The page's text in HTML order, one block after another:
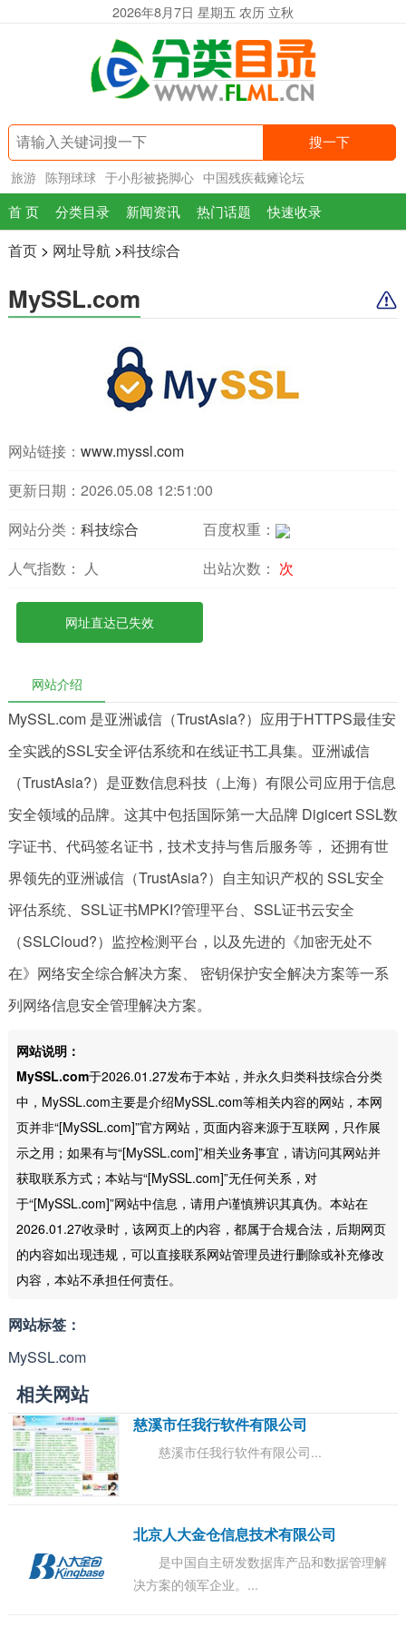
2026年8月7日 星期五 农历 立秋
搜一下
旅游 陈翔球球 于小彤被挠脚心 中国残疾截瘫论坛
首 页 分类目录 新闻资讯 热门话题 快速收录
首页> 网址导航>科技综合
MySSL.com
网站链接： www.myssl.com
更新日期：2026.05.08 12:51:00
网站分类： 科技综合
百度权重：
人气指数：
人 出站次数： 次
网址直达已失效
网站介绍
MySSL.com 是亚洲诚信（TrustAsia?）应用于HTTPS最佳安
全实践的SSL安全评估系统和在线证书工具集。亚洲诚信
（TrustAsia?）是亚数信息科技（上海）有限公司应用于信息
安全领域的品牌。这其中包括国际第一大品牌 Digicert SSL数
字证书、代码签名证书，技术支持与售后服务等， 还拥有世
界领先的亚洲诚信（TrustAsia?）自主知识产权的 SSL安全
评估系统、SSL证书MPKI?管理平台、SSL证书云安全
（SSLCloud?）监控检测平台，以及先进的《加密无处不
在》网络安全综合解决方案、 密钥保护安全解决方案等一系
列网络信息安全管理解决方案。
网站说明：
MySSL.com于2026.01.27发布于本站，并永久归类科技综合分类
中，MySSL.com主要是介绍MySSL.com等相关内容的网站，本网
页并非“[MySSL.com]”官方网站，页面内容来源于互联网，只作展
示之用；如果有与“[MySSL.com]”相关业务事宜，请访问其网站并
获取联系方式；本站与“[MySSL.com]”无任何关系，对
于“[MySSL.com]”网站中信息，请用户谨慎辨识其真伪。本站在
2026.01.27收录时，该网页上的内容，都属于合规合法，后期网页
的内容如出现违规，可以直接联系网站管理员进行删除或补充修改
内容，本站不承担任何责任。
网站标签：
MySSL.com
相关网站
慈溪市任我行软件有限公司
慈溪市任我行软件有限公司...
北京人大金仓信息技术有限公司
是中国自主研发数据库产品和数据管理解
决方案的领军企业。...